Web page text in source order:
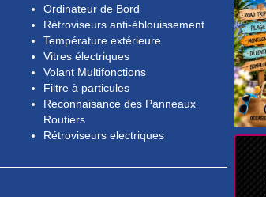
Ordinateur de Bord
Rétroviseurs anti-éblouissement
Température extérieure
Vitres électriques
Volant Multifonctions
Filtre à particules
Reconnaisance des Panneaux
Routiers
Rétroviseurs electriques